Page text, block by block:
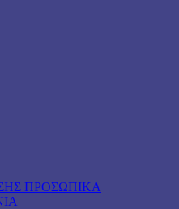
ΠΡΟΣΩΠΙΚΑ